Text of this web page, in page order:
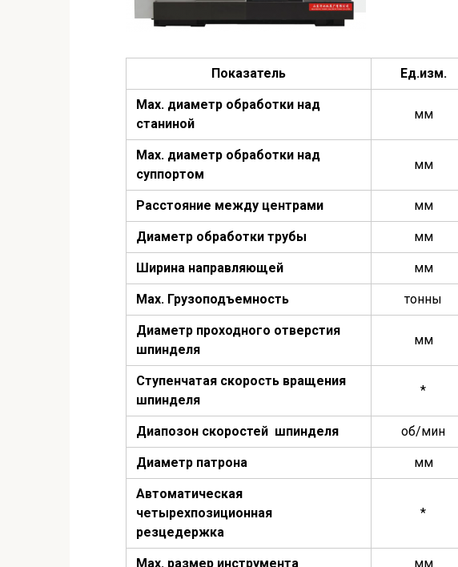
Показатель Ед.изм.
Мах. диаметр обработки над
станиной
мм
Мах. диаметр обработки над
суппортом
мм
Расстояние между центрами мм
Диаметр обработки трубы мм
Ширина направляющей мм
Мах. Грузоподъемность тонны
Диаметр проходного отверстия
шпинделя
мм
Ступенчатая скорость вращения
шпинделя
*
Диапозон скоростей шпинделя об/мин
Диаметр патрона мм
Автоматическая
четырехпозиционная
резцедержка
*
Мах. размер инструмента мм